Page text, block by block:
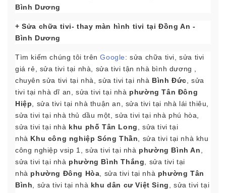
Bình Dương
+ Sửa chữa tivi- thay màn hình tivi tại Đồng An -
Bình Dương
Tìm kiếm chúng tôi trênGoogle: sửa chữa tivi, sửa tivi
giá rẻ, sửa tivi tại nhà, sửa tivi tận nhà bình dương ,
chuyên sửa tivi tại nhà, sửa tivi tại nhà Bình Đức , sửa
tivi tại nhà dĩ an, sửa tivi tại nhà phường Tân Đông
Hiệp , sửa tivi tại nhà thuận an, sửa tivi tại nhà lái thiêu,
sửa tivi tại nhà thủ dầu một, sửa tivi tại nhà phú hòa,
sửa tivi tại nhà khu phố Tân Long
, sửa tivi tại
nhà Khu công nghiệp Sóng Thần , sửa tivi tại nhà khu
công nghiệp vsip 1, sửa tivi tại nhà phường Bình An
sửa tivi tại nhà phường Bình Thắng , sửa tivi tại
nhà phường Đông Hòa , sửa tivi tại nhà phường Tân
Bình , sửa tivi tại nhà khu dân cư Việt Sing
, sửa tivi tại